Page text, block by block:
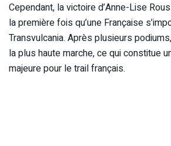
Cependant, la victoire d’Anne-Lise
la première fois qu’une Française
Transvulcania. Après plusieurs
la plus haute marche, ce qui constitue
majeure pour le trail français.